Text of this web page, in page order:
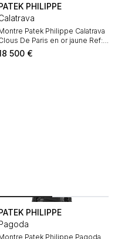
PHILIPPE
Patek Philippe Calatrava
De Paris en or jaune Ref:
Philippe - 4819 Vers 1990
500 €
PHILIPPE
Patek Philippe Pagoda